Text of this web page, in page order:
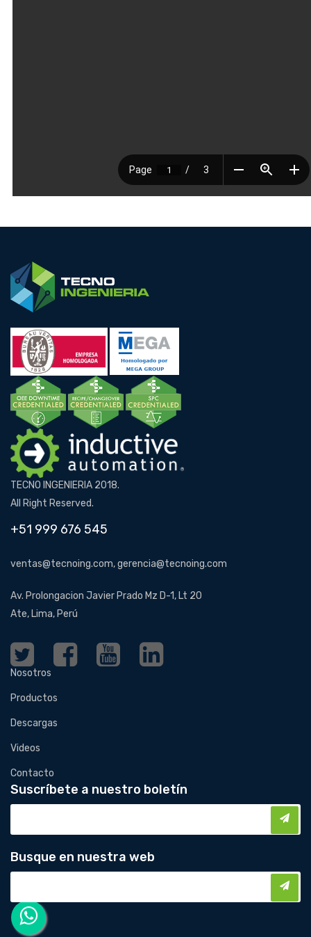
TECNO INGENIERIA 2018.
All Right Reserved.
+51 999 676 545
ventas@tecnoing.com, gerencia@tecnoing.com
Av. Prolongacion Javier Prado Mz D-1, Lt 20
Ate, Lima, Perú
Nosotros
Productos
Descargas
Videos
Contacto
Suscríbete a nuestro boletín
Busque en nuestra web